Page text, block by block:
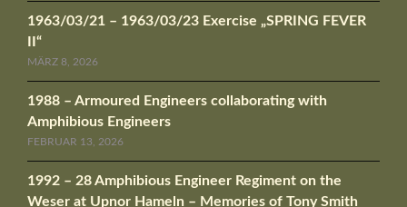
1963/03/21 – 1963/03/23 Exercise „SPRING FEVER
II“
MÄRZ 8, 2026
1988 – Armoured Engineers collaborating with
Amphibious Engineers
FEBRUAR 13, 2026
1992 – 28 Amphibious Engineer Regiment on the
Weser at Upnor Hameln – Memories of Tony Smith